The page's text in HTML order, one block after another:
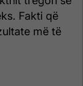
Fakti që
më të